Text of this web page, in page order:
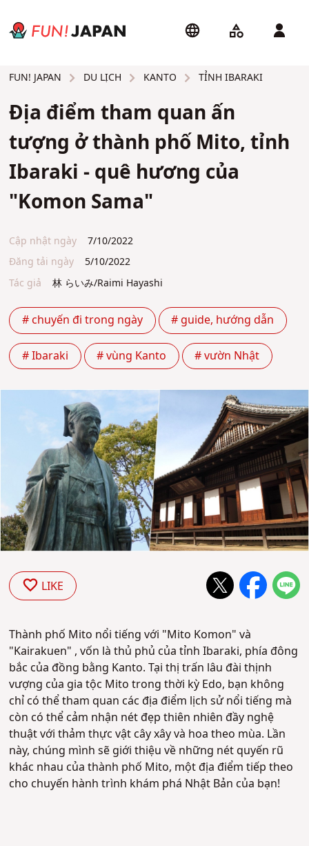
FUN! JAPAN DU LỊCH KANTO TỈNH IBARAKI
Địa điểm tham quan ấn
tượng ở thành phố Mito, tỉnh
Ibaraki - quê hương của
"Komon Sama"
Cập nhật ngày
7/10/2022
Đăng tải ngày
5/10/2022
Tác giả
林 らいみ/Raimi Hayashi
# chuyến đi trong ngày # guide, hướng dẫn
# Ibaraki # vùng Kanto # vườn Nhật
LIKE
Thành phố Mito nổi tiếng với "Mito Komon" và
"Kairakuen" , vốn là thủ phủ của tỉnh Ibaraki, phía đông
bắc của đồng bằng Kanto.Tại thị trấn lâu đài thịnh
vượng của gia tộc Mito trong thời kỳ Edo, bạn không
chỉ có thể tham quan các địa điểm lịch sử nổi tiếng mà
còn có thể cảm nhận nét đẹp thiên nhiên đầy nghệ
thuật với thảm thực vật cây xây và hoa theo mùa. Lần
này, chúng mình sẽ giới thiệu về những nét quyến rũ
khác nhau của thành phố Mito, một địa điểm tiếp theo
cho chuyến hành trình khám phá Nhật Bản của bạn!